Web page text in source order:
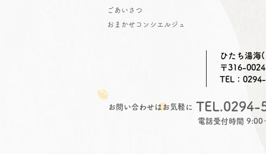
8/8（土）日帰り営業のご案
内 食事処・入浴
​ごあいさつ
​​ おまかせコンシエルジュ
ひたち湯海
〒316-
TEL：
お問い合わせはお気軽に TEL.0294-
電話受付時間 9:00